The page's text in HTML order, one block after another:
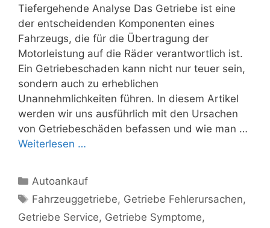
Tiefergehende Analyse Das Getriebe ist eine
der entscheidenden Komponenten eines
Fahrzeugs, die für die Übertragung der
Motorleistung auf die Räder verantwortlich ist.
Ein Getriebeschaden kann nicht nur teuer sein,
sondern auch zu erheblichen
Unannehmlichkeiten führen. In diesem Artikel
werden wir uns ausführlich mit den Ursachen
von Getriebeschäden befassen und wie man …
Weiterlesen …
Kategorien
Autoankauf
Schlagwörter
Fahrzeuggetriebe, Getriebe Fehlerursachen,
Getriebe Service, Getriebe Symptome,